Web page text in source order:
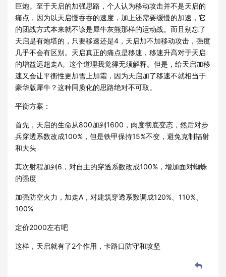
巨炮。至于天启的加强思路，个人认为移动攻击并不是天启的
痛点，因为以天启慢吞吞的速度，加上还需要缓慢的加速，它
的团战方式本来就不该是犀牛灰熊那样的运动战。而且别忘了
天启是有炮塔的，只要移速还是4，天启加不加移动攻击，强度
几乎不会有区别。天启真正的痛点是移速，移速升高对于天启
的增益远超走A。这个道理我觉得无须解释。但是，给天启加移
速又会让平衡性更加雪上加霜，因为天启加了移速不就相当于
豪华版犀牛？这种同质化的思路绝对不可取。
平衡方案：
首先，天启的生命从800加到1600，肉度彻底变态，然后对步
兵穿透系数改成100%，但是铁甲保持15%不变，避免克制辐射
和大头
其次射程加到6，对自主的穿透系数改成100%，增加面对蜘蛛
的强度
加强防空火力，加走A，对建筑穿透系数调成120%、110%、
100%
定价2000左右吧
这样，天启就有了2个作用，卡路口防守和攻坚